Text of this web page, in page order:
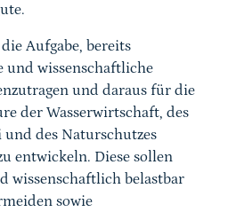
Aufgabe, bereits
und wissenschaftliche
und daraus für die
der Wasserwirtschaft, des
des Naturschutzes
entwickeln. Diese sollen
wissenschaftlich belastbar
sowie